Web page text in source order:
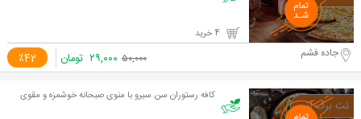
٪42 جاده فشم ۵۰,۰۰۰ ۲۹,۰۰۰ تومان
کافه رستوران سن سیرو با منوی صبحانه خوشمزه و مقوی